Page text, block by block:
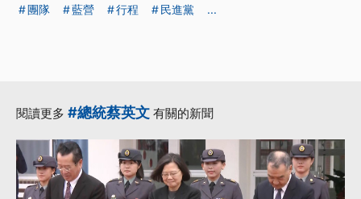
團隊 藍營 行程 民進黨 ...
閱讀更多 #總統蔡英文 有關的新聞